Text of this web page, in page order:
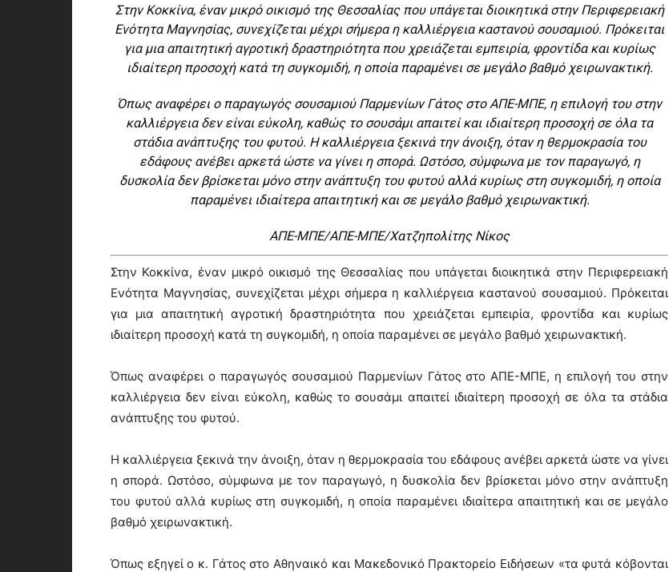
Στην Κοκκίνα, έναν μικρό οικισμό της Θεσσαλίας που υπάγεται διοικητικά στην Περιφερειακή
Ενότητα Μαγνησίας, συνεχίζεται μέχρι σήμερα η καλλιέργεια καστανού σουσαμιού. Πρόκειται
για μια απαιτητική αγροτική δραστηριότητα που χρειάζεται εμπειρία, φροντίδα και κυρίως
ιδιαίτερη προσοχή κατά τη συγκομιδή, η οποία παραμένει σε μεγάλο βαθμό χειρωνακτική.
Όπως αναφέρει ο παραγωγός σουσαμιού Παρμενίων Γάτος στο ΑΠΕ-ΜΠΕ, η επιλογή του στην
καλλιέργεια δεν είναι εύκολη, καθώς το σουσάμι απαιτεί και ιδιαίτερη προσοχή σε όλα τα
στάδια ανάπτυξης του φυτού. Η καλλιέργεια ξεκινά την άνοιξη, όταν η θερμοκρασία του
εδάφους ανέβει αρκετά ώστε να γίνει η σπορά. Ωστόσο, σύμφωνα με τον παραγωγό, η
δυσκολία δεν βρίσκεται μόνο στην ανάπτυξη του φυτού αλλά κυρίως στη συγκομιδή, η οποία
παραμένει ιδιαίτερα απαιτητική και σε μεγάλο βαθμό χειρωνακτική.
ΑΠΕ-ΜΠΕ/ΑΠΕ-ΜΠΕ/Χατζηπολίτης Νίκος
Στην Κοκκίνα, έναν μικρό οικισμό της Θεσσαλίας που υπάγεται διοικητικά στην Περιφερειακή
Ενότητα Μαγνησίας, συνεχίζεται μέχρι σήμερα η καλλιέργεια καστανού σουσαμιού. Πρόκειται
για μια απαιτητική αγροτική δραστηριότητα που χρειάζεται εμπειρία, φροντίδα και κυρίως
ιδιαίτερη προσοχή κατά τη συγκομιδή, η οποία παραμένει σε μεγάλο βαθμό χειρωνακτική.
Όπως αναφέρει ο παραγωγός σουσαμιού Παρμενίων Γάτος στο ΑΠΕ-ΜΠΕ, η επιλογή του στην
καλλιέργεια δεν είναι εύκολη, καθώς το σουσάμι απαιτεί ιδιαίτερη προσοχή σε όλα τα στάδια
ανάπτυξης του φυτού.
Η καλλιέργεια ξεκινά την άνοιξη, όταν η θερμοκρασία του εδάφους ανέβει αρκετά ώστε να γίνει
η σπορά. Ωστόσο, σύμφωνα με τον παραγωγό, η δυσκολία δεν βρίσκεται μόνο στην ανάπτυξη
του φυτού αλλά κυρίως στη συγκομιδή, η οποία παραμένει ιδιαίτερα απαιτητική και σε μεγάλο
βαθμό χειρωνακτική.
Όπως εξηγεί ο κ. Γάτος στο Αθηναικό και Μακεδονικό Πρακτορείο Ειδήσεων «τα φυτά κόβονται